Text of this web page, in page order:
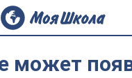
может